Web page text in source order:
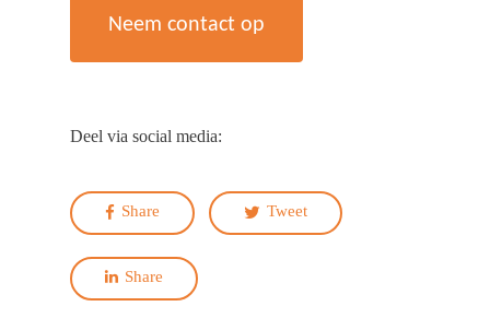
Neem contact op
Deel via social media:
Share Tweet
Share